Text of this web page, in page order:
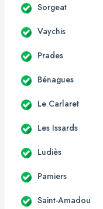
Sorgeat
Vaychis
Prades
Bénagues
Le Carlaret
Les Issards
Ludiès
Pamiers
Saint-Amadou